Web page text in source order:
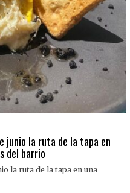
junio la ruta de la tapa en
del barrio
la ruta de la tapa en una